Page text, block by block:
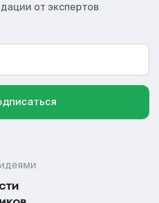
от экспертов